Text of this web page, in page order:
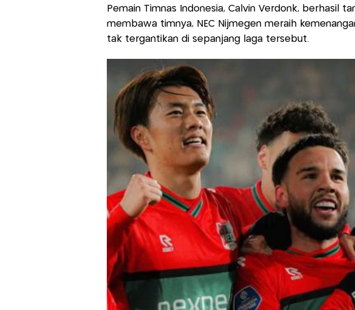
Pemain Timnas Indonesia, Calvin Verdonk, berhasil
membawa timnya, NEC Nijmegen meraih
tak tergantikan di sepanjang laga tersebut.